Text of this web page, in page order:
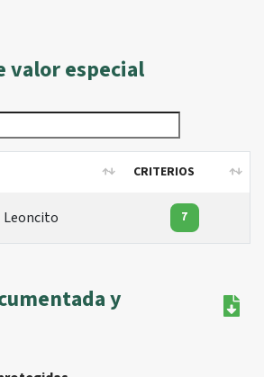
valor especial
CRITERIOS
CRITERIOS
Leoncito 7
y